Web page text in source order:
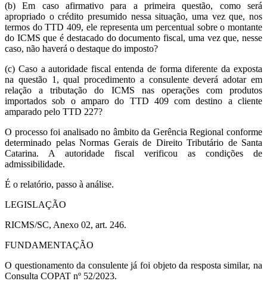
(b) Em caso afirmativo para a primeira questão, como será
apropriado o crédito presumido nessa situação, uma vez que, nos
termos do TTD 409, ele representa um percentual sobre o montante
do ICMS que é destacado do documento fiscal, uma vez que, nesse
caso, não haverá o destaque do imposto?
(c) Caso a autoridade fiscal entenda de forma diferente da exposta
na questão 1, qual procedimento a consulente deverá adotar em
relação a tributação do ICMS nas operações com produtos
importados sob o amparo do TTD 409 com destino a cliente
amparado pelo TTD 227?
O processo foi analisado no âmbito da Gerência Regional conforme
determinado pelas Normas Gerais de Direito Tributário de Santa
Catarina. A autoridade fiscal verificou as condições de
admissibilidade.
É o relatório, passo à análise.
LEGISLAÇÃO
RICMS/SC, Anexo 02, art. 246.
FUNDAMENTAÇÃO
O questionamento da consulente já foi objeto da resposta similar, na
Consulta COPAT nº 52/2023.